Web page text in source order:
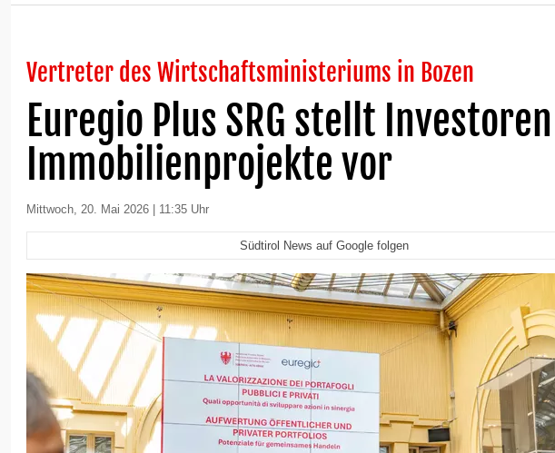
Vertreter des Wirtschaftsministeriums in Bozen
Euregio Plus SRG stellt Investoren
Immobilienprojekte vor
Mittwoch, 20. Mai 2026 | 11:35 Uhr
Südtirol News auf Google folgen